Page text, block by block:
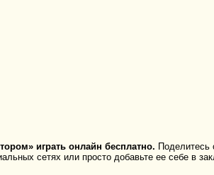
играть онлайн бесплатно. Поделитесь
сетях или просто добавьте ее себе в